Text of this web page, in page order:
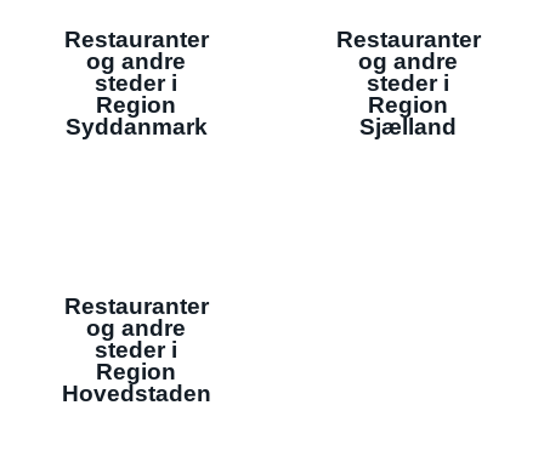
Restauranter
og andre
steder i
Region
Syddanmark
Restauranter
og andre
steder i
Region
Sjælland
Restauranter
og andre
steder i
Region
Hovedstaden